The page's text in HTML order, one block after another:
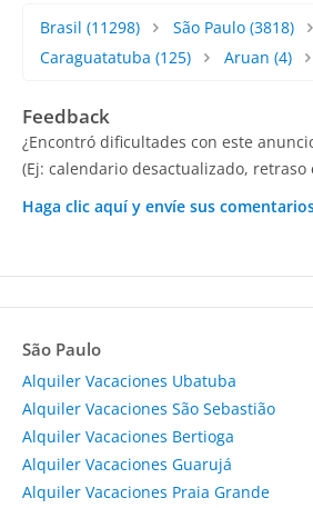
Brasil (11298) São Paulo(3818)
Caraguatatuba (125) Aruan (4)
Feedback
¿Encontró dificultades con este
(Ej: calendario desactualizado, retraso
Haga clic aquí y envíe sus
São Paulo
Alquiler Vacaciones Ubatuba
Alquiler Vacaciones São Sebastião
Alquiler Vacaciones Bertioga
Alquiler Vacaciones Guarujá
Alquiler Vacaciones Praia Grande